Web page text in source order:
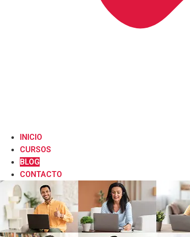
INICIO
CURSOS
BLOG
CONTACTO